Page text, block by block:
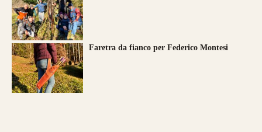
Faretra da fianco per Federico Montesi